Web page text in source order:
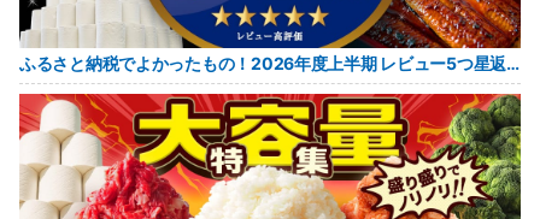
08月07日(金) 12時06分
福岡県筑紫野市
やまや もつ鍋（あごだし醤油味）ちゃんぽん麺
付き！
08月07日(金) 12時05分
福岡県宇美町
ふるさと納税でよかったもの！2026年度上半期 レビュー5つ星返礼品